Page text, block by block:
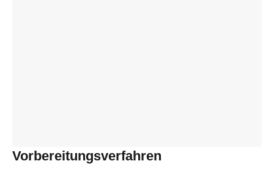
Vorbereitungsverfahren